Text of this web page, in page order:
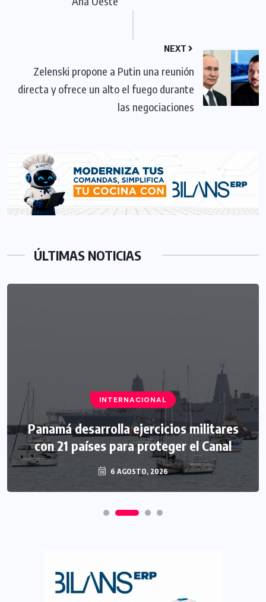
NEXT
Zelenski propone a Putin una reunión
directa y ofrece un alto el fuego durante
las negociaciones
ÚLTIMAS NOTICIAS
INTERNACIONAL
Panamá desarrolla ejercicios militares
con 21 países para proteger el Canal
6 AGOSTO, 2026